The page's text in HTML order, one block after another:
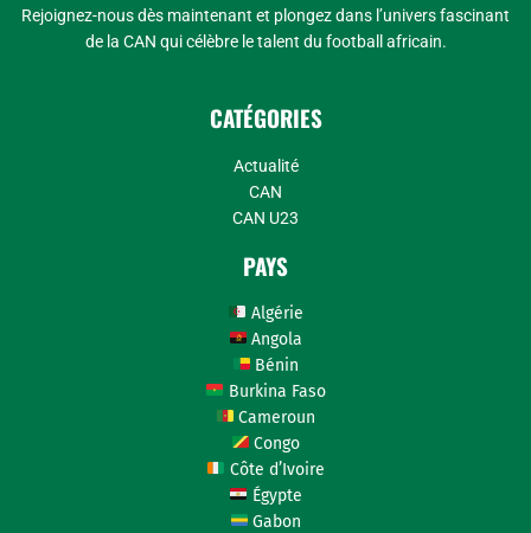
Rejoignez-nous dès maintenant et plongez dans l’univers fascinant
de la CAN qui célèbre le talent du football africain.
CATÉGORIES
Actualité
CAN
CAN U23
PAYS
Algérie
Angola
Bénin
Burkina Faso
Cameroun
Congo
Côte d’Ivoire
Égypte
Gabon